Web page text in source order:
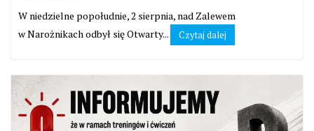
W niedzielne popołudnie, 2 sierpnia, nad Zalewem
w Narożnikach odbył się Otwarty...
Czytaj dalej